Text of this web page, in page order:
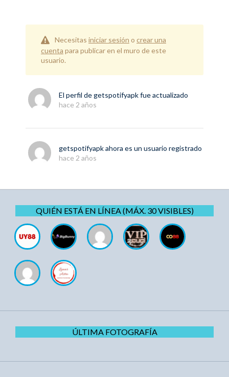
Necesitas iniciar sesión o crear una
cuenta para publicar en el muro de este
usuario.
El perfil degetspotifyapkfue actualizado
hace 2 años
getspotifyapkahora es un usuario registrado
hace 2 años
QUIÉN ESTÁ EN LÍNEA (MÁX. 30 VISIBLES)
ÚLTIMA FOTOGRAFÍA